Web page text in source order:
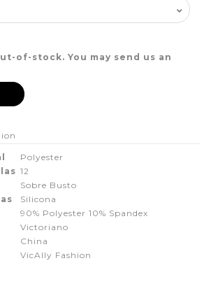
of-stock. You may send us an
Polyester
12
Sobre Busto
Silicona
90% Polyester 10% Spandex
Victoriano
China
VicAlly Fashion